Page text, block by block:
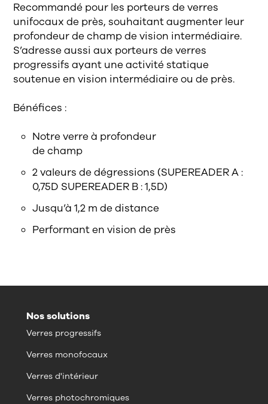
Recommandé pour les porteurs de verres
unifocaux de près, souhaitant augmenter leur
profondeur de champ de vision intermédiaire.
S’adresse aussi aux porteurs de verres
progressifs ayant une activité statique
soutenue en vision intermédiaire ou de près.
Bénéfices :
Notre verre à profondeur
de champ
2 valeurs de dégressions (SUPEREADER A :
0,75D SUPEREADER B : 1,5D)
Jusqu’à 1,2 m de distance
Performant en vision de près
Nos solutions
Verres progressifs
Verres monofocaux
Verres d'intérieur
Verres photochromiques